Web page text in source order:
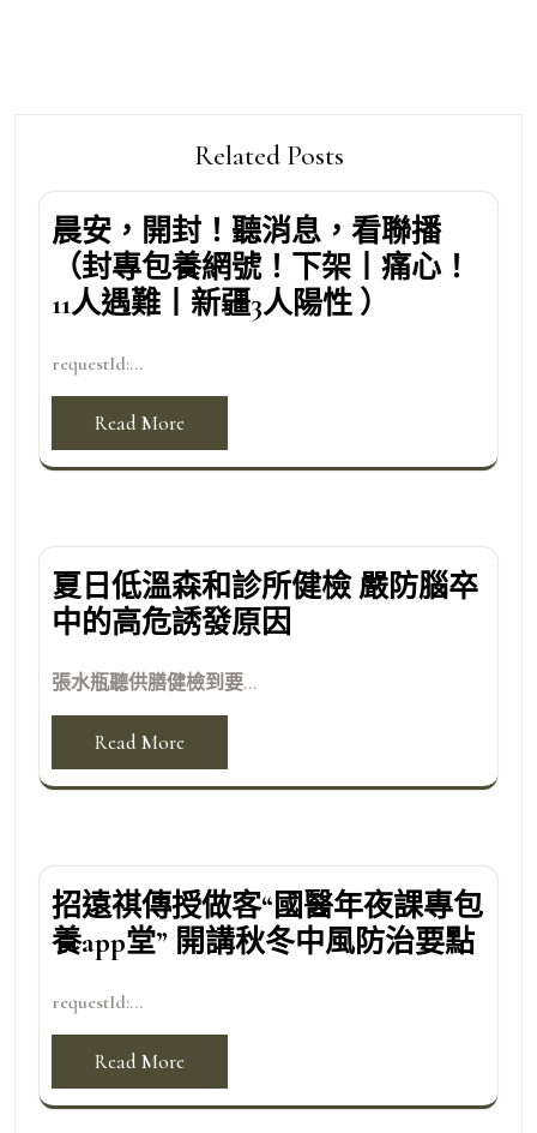
Related Posts
晨安，開封！聽消息，看聯播
（封專包養網號！下架丨痛心！
11人遇難丨新疆3人陽性 ）
requestId:...
Read More
夏日低溫森和診所健檢 嚴防腦卒
中的高危誘發原因
張水瓶聽供膳健檢到要...
Read More
招遠祺傳授做客“國醫年夜課專包
養app堂” 開講秋冬中風防治要點
requestId:...
Read More